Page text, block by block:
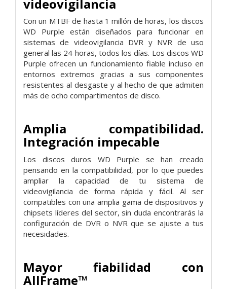
videovigilancia
Con un MTBF de hasta 1 millón de horas, los discos
WD Purple están diseñados para funcionar en
sistemas de videovigilancia DVR y NVR de uso
general las 24 horas, todos los días. Los discos WD
Purple ofrecen un funcionamiento fiable incluso en
entornos extremos gracias a sus componentes
resistentes al desgaste y al hecho de que admiten
más de ocho compartimentos de disco.
Amplia compatibilidad.
Integración impecable
Los discos duros WD Purple se han creado
pensando en la compatibilidad, por lo que puedes
ampliar la capacidad de tu sistema de
videovigilancia de forma rápida y fácil. Al ser
compatibles con una amplia gama de dispositivos y
chipsets líderes del sector, sin duda encontrarás la
configuración de DVR o NVR que se ajuste a tus
necesidades.
Mayor fiabilidad con
AllFrame™